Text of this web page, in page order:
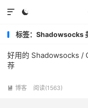


标签：Shadowsocks
好用的 Shadowsocks /
荐
 博客 阅读(1563)